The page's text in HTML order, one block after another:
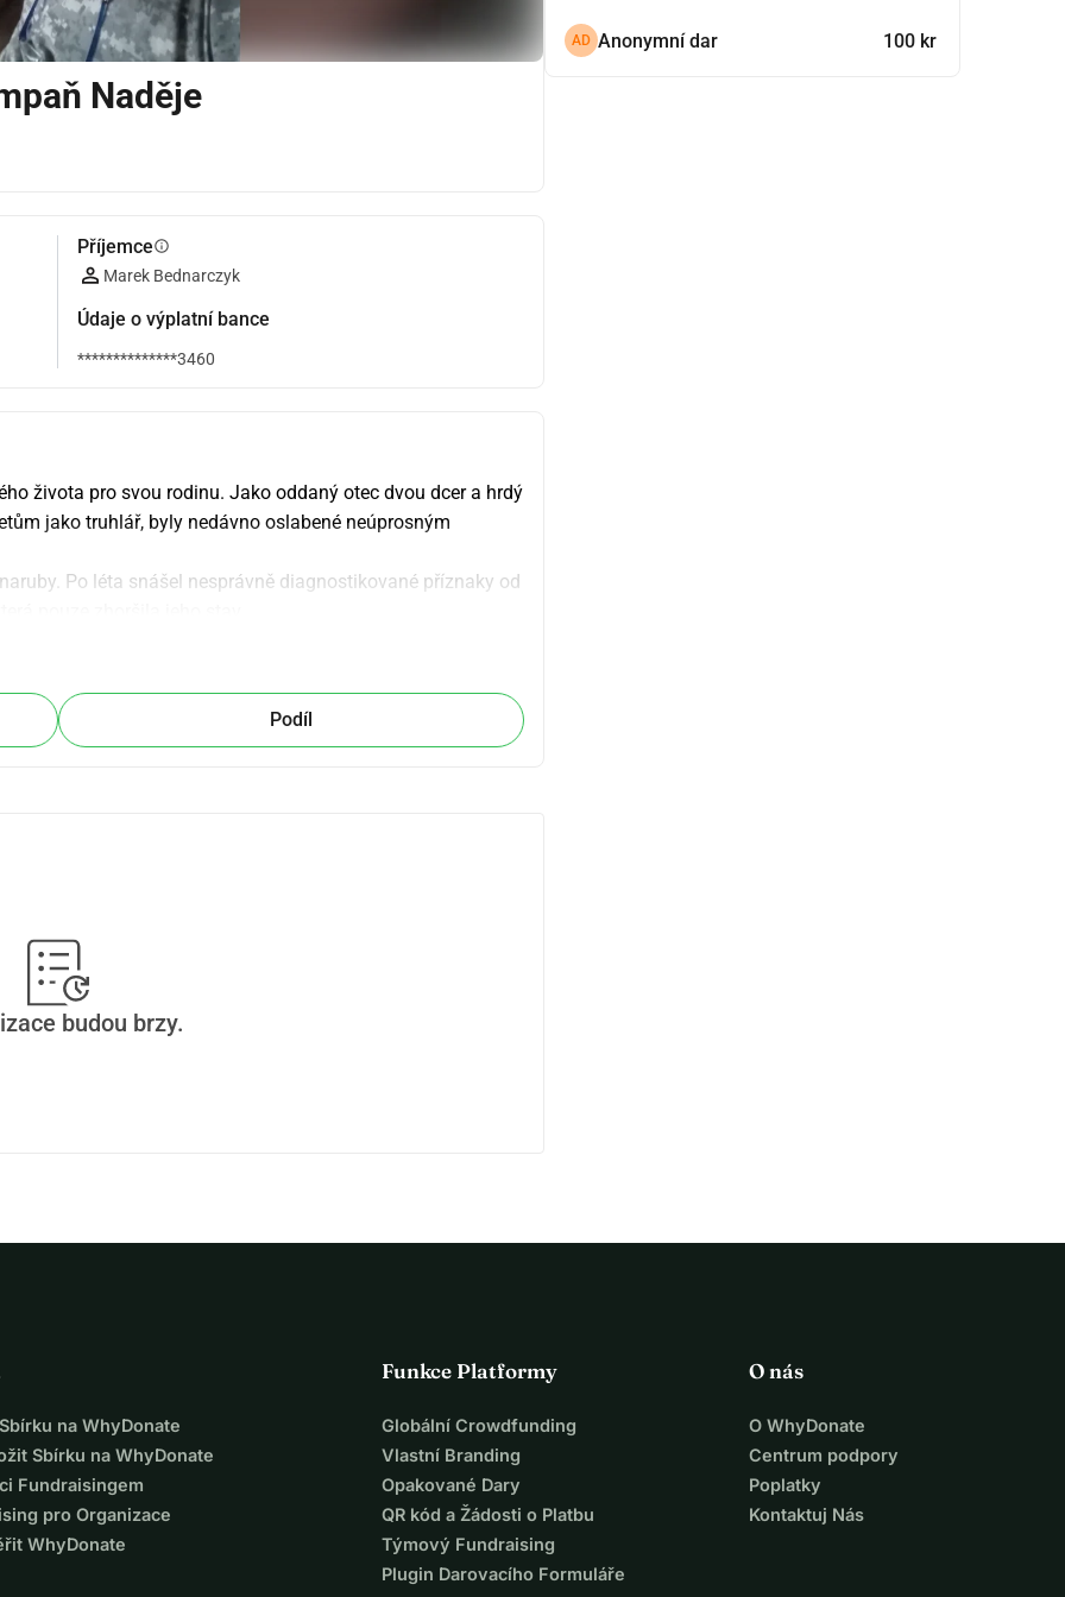
Naděje
Příjemceinfo
Marek Bednarczyk
Údaje o výplatní bance
**************3460
života pro svou rodinu. Jako oddaný otec dvou dcer a hrdý
jako truhlář, byly nedávno oslabené neúprosným
Po léta snášel nesprávně diagnostikované příznaky od
dostává, pouze zvládá jeho příznaky, nikoli lék, který
skutečnou šanci na boj.
který ho drží v boji: cestovat po světě v karavanu se svými
Podíl
budou brzy.
AD Anonymní dar 100 kr
na WhyDonate
Sbírku na WhyDonate
Fundraisingem
pro Organizace
WhyDonate
Funkce Platformy
Globální Crowdfunding
Vlastní Branding
Opakované Dary
QR kód a Žádosti o Platbu
Týmový Fundraising
Plugin Darovacího Formuláře
O nás
O WhyDonate
Centrum podpory
Poplatky
Kontaktuj Nás